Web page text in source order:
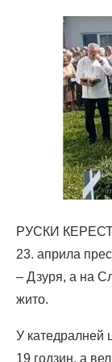
РУСКИ
23. априла
– Дзуря, а на
жито.
У катедралней
19 годзин, а